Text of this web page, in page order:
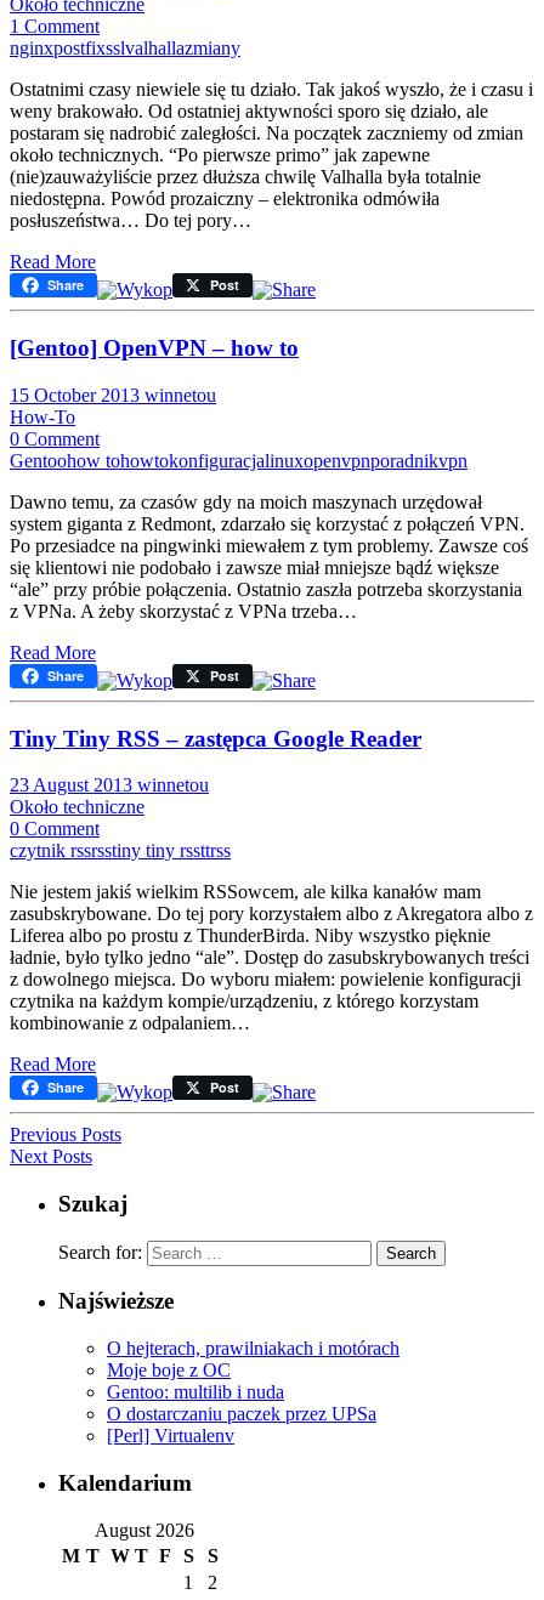
Około techniczne
1 Comment
nginxpostfixsslvalhallazmiany
Ostatnimi czasy niewiele się tu działo. Tak jakoś wyszło, że i czasu i
weny brakowało. Od ostatniej aktywności sporo się działo, ale
postaram się nadrobić zaległości. Na początek zaczniemy od zmian
około technicznych. “Po pierwsze primo” jak zapewne
(nie)zauważyliście przez dłuższa chwilę Valhalla była totalnie
niedostępna. Powód prozaiczny – elektronika odmówiła
posłuszeństwa… Do tej pory…
Read More
Share Post
[Gentoo] OpenVPN – how to
15 October 2013 winnetou
How-To
0 Comment
Gentoohow tohowtokonfiguracjalinuxopenvpnporadnikvpn
Dawno temu, za czasów gdy na moich maszynach urzędował
system giganta z Redmont, zdarzało się korzystać z połączeń VPN.
Po przesiadce na pingwinki miewałem z tym problemy. Zawsze coś
się klientowi nie podobało i zawsze miał mniejsze bądź większe
“ale” przy próbie połączenia. Ostatnio zaszła potrzeba skorzystania
z VPNa. A żeby skorzystać z VPNa trzeba…
Read More
Share Post
Tiny Tiny RSS – zastępca Google Reader
23 August 2013 winnetou
Około techniczne
0 Comment
czytnik rssrsstiny tiny rssttrss
Nie jestem jakiś wielkim RSSowcem, ale kilka kanałów mam
zasubskrybowane. Do tej pory korzystałem albo z Akregatora albo z
Liferea albo po prostu z ThunderBirda. Niby wszystko pięknie
ładnie, było tylko jedno “ale”. Dostęp do zasubskrybowanych treści
z dowolnego miejsca. Do wyboru miałem: powielenie konfiguracji
czytnika na każdym kompie/urządzeniu, z którego korzystam
kombinowanie z odpalaniem…
Read More
Share Post
Previous Posts
Next Posts
Szukaj
Search for:
Najświeższe
O hejterach, prawilniakach i motórach
Moje boje z OC
Gentoo: multilib i nuda
O dostarczaniu paczek przez UPSa
[Perl] Virtualenv
Kalendarium
August 2026
M T W T F S
S
1
2